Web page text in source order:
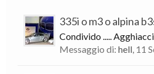
335i o m3 o alpina
Condivido .....
Messaggio di: hell, 11